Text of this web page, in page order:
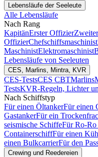
Lebensläufe der Seeleute
Alle Lebensläufe
Nach Rang
KapitänErster Offizier
OffizierChefschiffsmaschinist
MaschinistElektromaschinist
Lebensläufe von Seeleuten
CES, Marlins, Mintra, KVR
CES-TestsCES CBTMarlins
TestsKVR-Regeln, Lichter
Nach Schiffstyp
Für einen ÖltankerFür einen
GastankerFür ein
seismische SchiffeFür Ro-
ContainerschiffFür einen
einen BulkcarrierFür den
Crewing und Reedereien